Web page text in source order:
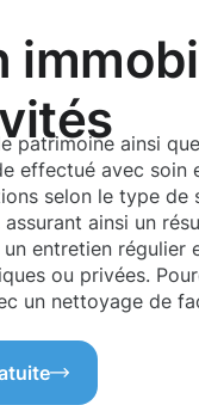
patrimoine ainsi
effectué avec
selon le type
assurant ainsi un
entretien régulier
ou privées.
un nettoyage de